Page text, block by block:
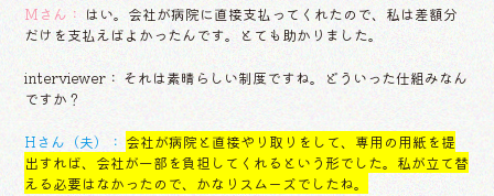
Mさん： はい。会社が病院に直接支払ってくれたので、私は差額分
だけを支払えばよかったんです。とても助かりました。
interviewer： それは素晴らしい制度ですね。どういった仕組みなん
ですか？
Hさん（夫）： 会社が病院と直接やり取りをして、専用の用紙を提
出すれば、会社が一部を負担してくれるという形でした。私が立て替
える必要はなかったので、かなりスムーズでしたね。